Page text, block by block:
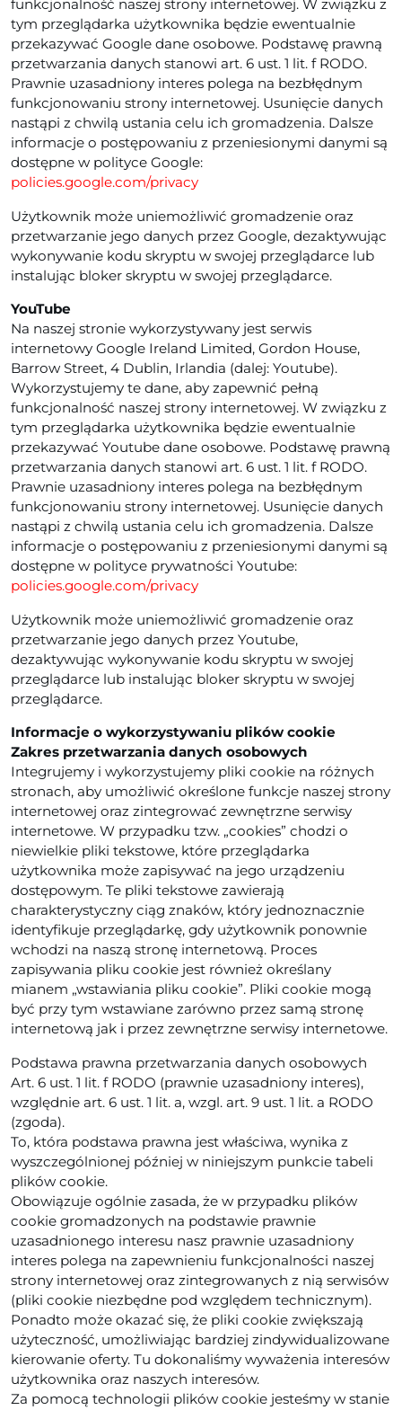
funkcjonalność naszej strony internetowej. W związku z
tym przeglądarka użytkownika będzie ewentualnie
przekazywać Google dane osobowe. Podstawę prawną
przetwarzania danych stanowi art. 6 ust. 1 lit. f RODO.
Prawnie uzasadniony interes polega na bezbłędnym
funkcjonowaniu strony internetowej. Usunięcie danych
nastąpi z chwilą ustania celu ich gromadzenia. Dalsze
informacje o postępowaniu z przeniesionymi danymi są
dostępne w polityce Google:
policies.google.com/privacy
Użytkownik może uniemożliwić gromadzenie oraz
przetwarzanie jego danych przez Google, dezaktywując
wykonywanie kodu skryptu w swojej przeglądarce lub
instalując bloker skryptu w swojej przeglądarce.
YouTube
Na naszej stronie wykorzystywany jest serwis
internetowy Google Ireland Limited, Gordon House,
Barrow Street, 4 Dublin, Irlandia (dalej: Youtube).
Wykorzystujemy te dane, aby zapewnić pełną
funkcjonalność naszej strony internetowej. W związku z
tym przeglądarka użytkownika będzie ewentualnie
przekazywać Youtube dane osobowe. Podstawę prawną
przetwarzania danych stanowi art. 6 ust. 1 lit. f RODO.
Prawnie uzasadniony interes polega na bezbłędnym
funkcjonowaniu strony internetowej. Usunięcie danych
nastąpi z chwilą ustania celu ich gromadzenia. Dalsze
informacje o postępowaniu z przeniesionymi danymi są
dostępne w polityce prywatności Youtube:
policies.google.com/privacy
Użytkownik może uniemożliwić gromadzenie oraz
przetwarzanie jego danych przez Youtube,
dezaktywując wykonywanie kodu skryptu w swojej
przeglądarce lub instalując bloker skryptu w swojej
przeglądarce.
Informacje o wykorzystywaniu plików cookie
Zakres przetwarzania danych osobowych
Integrujemy i wykorzystujemy pliki cookie na różnych
stronach, aby umożliwić określone funkcje naszej strony
internetowej oraz zintegrować zewnętrzne serwisy
internetowe. W przypadku tzw. „cookies” chodzi o
niewielkie pliki tekstowe, które przeglądarka
użytkownika może zapisywać na jego urządzeniu
dostępowym. Te pliki tekstowe zawierają
charakterystyczny ciąg znaków, który jednoznacznie
identyfikuje przeglądarkę, gdy użytkownik ponownie
wchodzi na naszą stronę internetową. Proces
zapisywania pliku cookie jest również określany
mianem „wstawiania pliku cookie”. Pliki cookie mogą
być przy tym wstawiane zarówno przez samą stronę
internetową jak i przez zewnętrzne serwisy internetowe.
Podstawa prawna przetwarzania danych osobowych
Art. 6 ust. 1 lit. f RODO (prawnie uzasadniony interes),
względnie art. 6 ust. 1 lit. a, wzgl. art. 9 ust. 1 lit. a RODO
(zgoda).
To, która podstawa prawna jest właściwa, wynika z
wyszczególnionej później w niniejszym punkcie tabeli
plików cookie.
Obowiązuje ogólnie zasada, że w przypadku plików
cookie gromadzonych na podstawie prawnie
uzasadnionego interesu nasz prawnie uzasadniony
interes polega na zapewnieniu funkcjonalności naszej
strony internetowej oraz zintegrowanych z nią serwisów
(pliki cookie niezbędne pod względem technicznym).
Ponadto może okazać się, że pliki cookie zwiększają
użyteczność, umożliwiając bardziej zindywidualizowane
kierowanie oferty. Tu dokonaliśmy wyważenia interesów
użytkownika oraz naszych interesów.
Za pomocą technologii plików cookie jesteśmy w stanie